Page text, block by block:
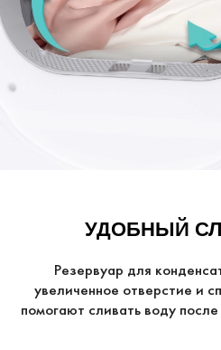
УДОБНЫЙ
Резервуар для
увеличенное отверстие и
помогают сливать воду